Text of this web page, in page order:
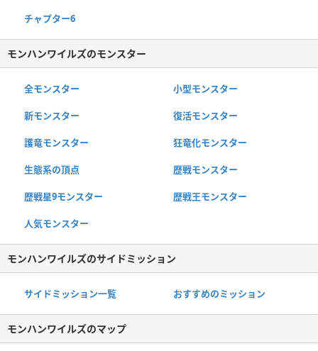
チャプター6
モンハンワイルズのモンスター
全モンスター 小型モンスター
新モンスター 復活モンスター
護竜モンスター 狂竜化モンスター
生態系の頂点 歴戦モンスター
歴戦星9モンスター 歴戦王モンスター
人気モンスター
モンハンワイルズのサイドミッション
サイドミッション一覧 おすすめのミッション
モンハンワイルズのマップ